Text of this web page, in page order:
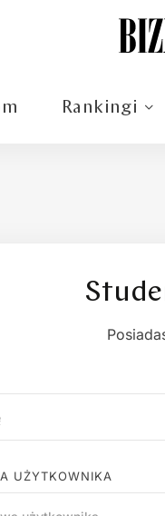
Rankingi
UŻYTKOWNIKA